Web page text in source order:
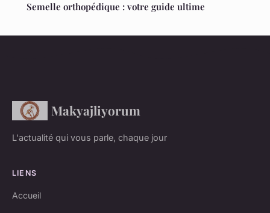
Semelle orthopédique : votre guide ultime
Makyajliyorum
L'actualité qui vous parle, chaque jour
LIENS
Accueil